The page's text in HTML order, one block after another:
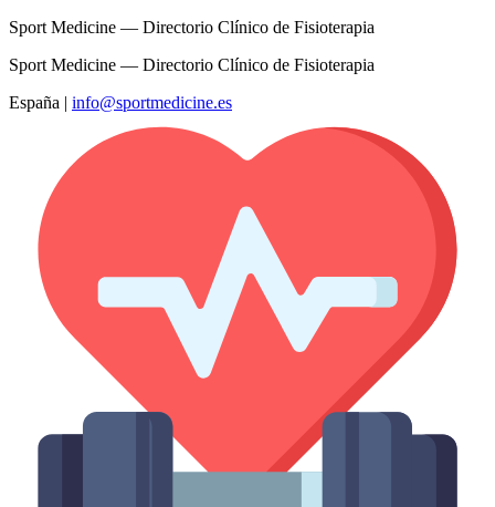
Sport Medicine — Directorio Clínico de Fisioterapia
Sport Medicine — Directorio Clínico de Fisioterapia
España | info@sportmedicine.es